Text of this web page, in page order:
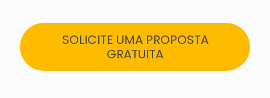
SOLICITE UMA PROPOSTA
GRATUITA